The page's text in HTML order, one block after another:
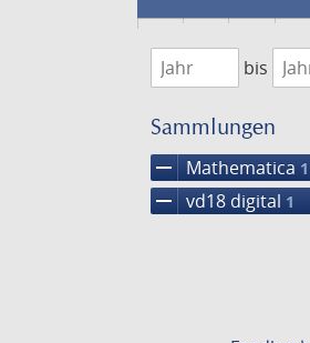
1752
bis
Sammlungen
remove Mathematica 1
remove vd18 digital 1